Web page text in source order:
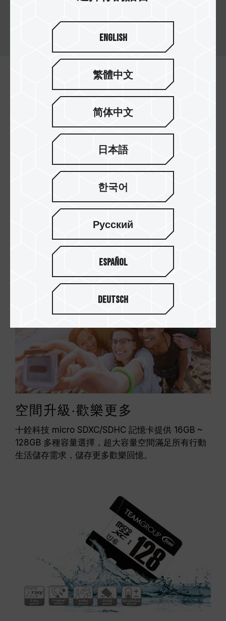
十銓科技 micro SDXC/SDHC 記憶卡為一款高效能
置的高速存取需求。
高速讀寫效能
讓您輕鬆拍攝 Full HD 影片及照片，抓住每一刻精彩
空間升級‧歡樂更多
十銓科技 micro SDXC/SDHC 記憶卡提供 16GB ~
128GB 多種容量選擇，超大容量空間滿足所有行動
生活儲存需求，儲存更多歡樂回憶。
English
繁體中文
简体中文
日本語
한국어
Русский
Español
Deutsch